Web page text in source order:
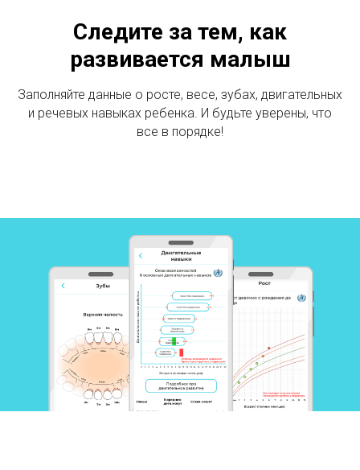
Следите за тем, как
развивается малыш
Заполняйте данные о росте, весе, зубах, двигательных
и речевых навыках ребенка. И будьте уверены, что
все в порядке!